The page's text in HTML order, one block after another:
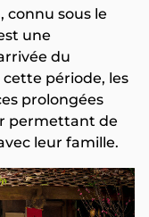
connu sous le
une
du
période, les
prolongées
permettant de
leur famille.